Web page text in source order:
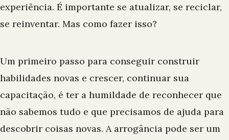
experiência. É importante se atualizar, se reciclar,
se reinventar. Mas como fazer isso?
Um primeiro passo para conseguir construir
habilidades novas e crescer, continuar sua
capacitação, é ter a humildade de reconhecer que
não sabemos tudo e que precisamos de ajuda para
descobrir coisas novas. A arrogância pode ser um